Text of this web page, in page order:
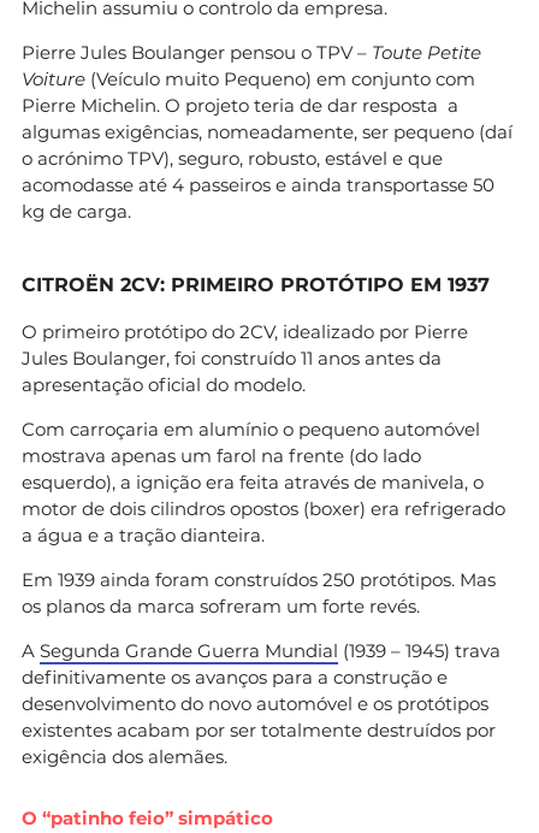
Michelin assumiu o controlo da empresa.
Pierre Jules Boulanger pensou o TPV – Toute Petite
Voiture (Veículo muito Pequeno) em conjunto com
Pierre Michelin. O projeto teria de dar resposta a
algumas exigências, nomeadamente, ser pequeno (daí
o acrónimo TPV), seguro, robusto, estável e que
acomodasse até 4 passeiros e ainda transportasse 50
kg de carga.
CITROËN 2CV: PRIMEIRO PROTÓTIPO EM 1937
O primeiro protótipo do 2CV, idealizado por Pierre
Jules Boulanger, foi construído 11 anos antes da
apresentação oficial do modelo.
Com carroçaria em alumínio o pequeno automóvel
mostrava apenas um farol na frente (do lado
esquerdo), a ignição era feita através de manivela, o
motor de dois cilindros opostos (boxer) era refrigerado
a água e a tração dianteira.
Em 1939 ainda foram construídos 250 protótipos. Mas
os planos da marca sofreram um forte revés.
A Segunda Grande Guerra Mundial (1939 – 1945) trava
definitivamente os avanços para a construção e
desenvolvimento do novo automóvel e os protótipos
existentes acabam por ser totalmente destruídos por
exigência dos alemães.
O “patinho feio” simpático